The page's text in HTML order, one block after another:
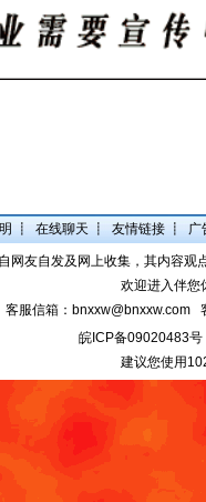
┋ 在线聊天 ┋ 友情链接 ┋ 广
网友自发及网上收集，其内容
欢迎进入伴您
客服信箱：bnxxw@bnxxw.com
皖ICP备09020483号
建议您使用